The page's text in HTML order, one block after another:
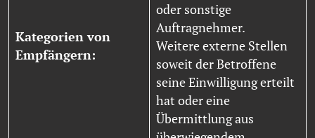
Kategorien von
Empfängern:
oder sonstige
Auftragnehmer.
Weitere externe Stellen
soweit der Betroffene
seine Einwilligung erteilt
hat oder eine
Übermittlung aus